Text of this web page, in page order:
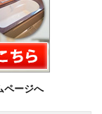
ページへ